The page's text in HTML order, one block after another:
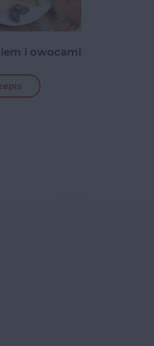
i owocami